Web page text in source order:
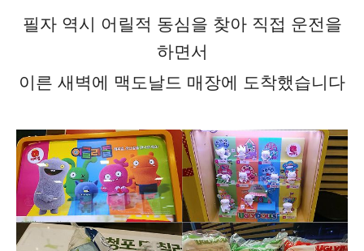
필자 역시 어릴적 동심을 찾아 직접 운전을
하면서
이른 새벽에 맥도날드 매장에 도착했습니다